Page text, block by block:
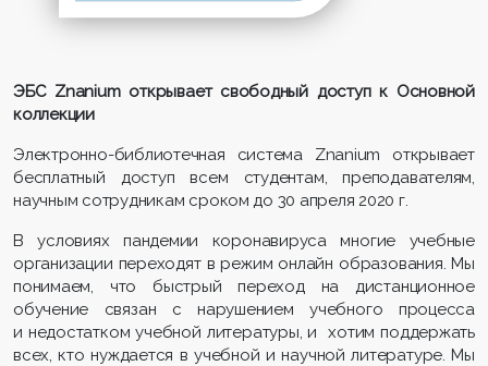
ЭБС Znanium открывает свободный доступ к Основной
коллекции
Электронно-библиотечная система Znanium открывает
бесплатный доступ всем студентам, преподавателям,
научным сотрудникам сроком до 30 апреля 2020 г.
В условиях пандемии коронавируса многие учебные
организации переходят в режим онлайн образования. Мы
понимаем, что быстрый переход на дистанционное
обучение связан с нарушением учебного процесса
и недостатком учебной литературы, и хотим поддержать
всех, кто нуждается в учебной и научной литературе. Мы